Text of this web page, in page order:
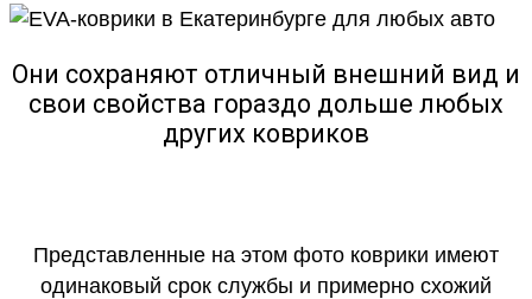
Они сохраняют отличный внешний вид и
свои свойства гораздо дольше любых
других ковриков
Представленные на этом фото коврики имеют
одинаковый срок службы и примерно схожий